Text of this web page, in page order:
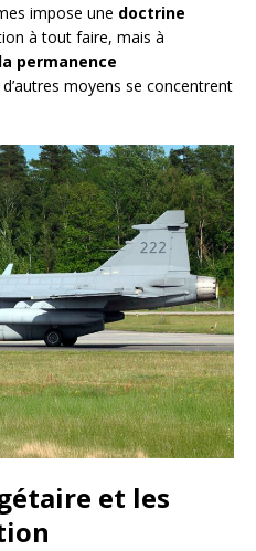
impose une doctrine
à tout faire, mais à
permanence
moyens se concentrent
et les